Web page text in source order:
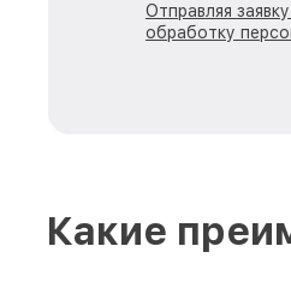
Отправляя
обработку
Какие